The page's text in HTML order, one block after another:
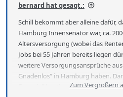
bernard hat gesagt.:
Schill bekommt aber alleine dafür,
Hamburg Innensenator war, ca.
Altersversorgung (wobei das
Jobs bei 55 Jahren bereits liegen
weitere Versorgungsansprüche
Gnadenlos“ in Hamburg haben.
finanziell bestimmt weit vorne. Ole
Zum Vergrößern